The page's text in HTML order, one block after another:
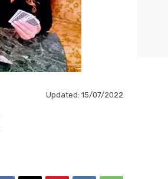
Updated: 15/07/2022